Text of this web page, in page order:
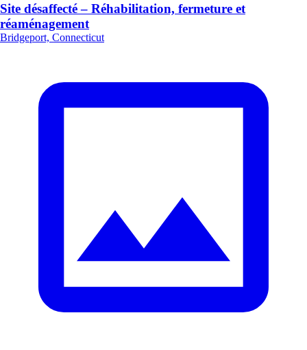
Site désaffecté – Réhabilitation, fermeture et
réaménagement
Bridgeport, Connecticut